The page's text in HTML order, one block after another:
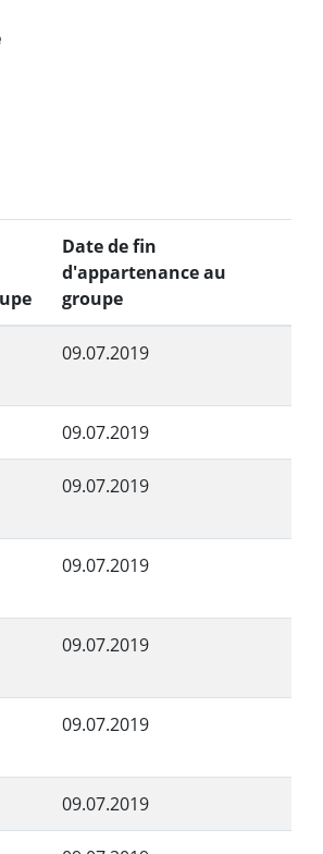
Date de fin
d'appartenance au
groupe
09.07.2019
09.07.2019
09.07.2019
09.07.2019
09.07.2019
09.07.2019
09.07.2019